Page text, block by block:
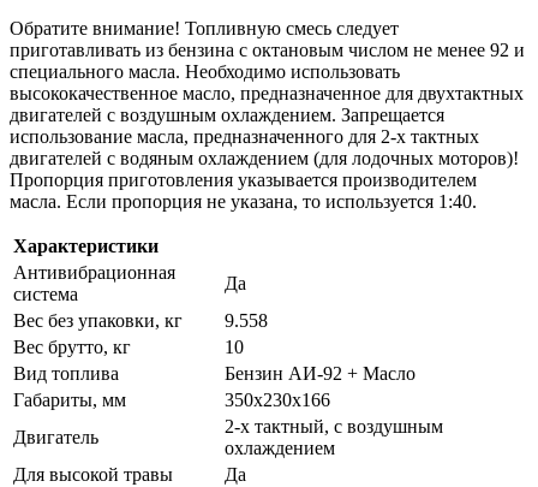
Обратите внимание! Топливную смесь следует
приготавливать из бензина с октановым числом не менее 92 и
специального масла. Необходимо использовать
высококачественное масло, предназначенное для двухтактных
двигателей с воздушным охлаждением. Запрещается
использование масла, предназначенного для 2-х тактных
двигателей с водяным охлаждением (для лодочных моторов)!
Пропорция приготовления указывается производителем
масла. Если пропорция не указана, то используется 1:40.
Характеристики
Антивибрационная
система
Да
Вес без упаковки, кг
9.558
Вес брутто, кг
10
Вид топлива
Бензин АИ-92 + Масло
Габариты, мм
350х230х166
Двигатель
2-х тактный, с воздушным
охлаждением
Для высокой травы
Да